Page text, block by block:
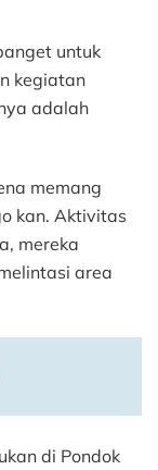
untuk
kegiatan
adalah
memang
kan. Aktivitas
mereka
area
di Pondok